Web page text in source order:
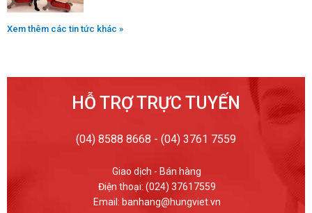
Xem thêm các tin tức khác »
HỖ TRỢ TRỰC TUYẾN
(04) 8588 8668 - (04) 3761 7559
Giao dịch - Bán hàng
Điện thoại: (024) 37617559
Email: banhang@hungviet.vn